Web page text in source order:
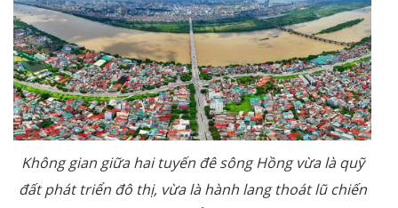
Không gian giữa hai tuyến đê sông Hồng vừa là quỹ
đất phát triển đô thị, vừa là hành lang thoát lũ chiến